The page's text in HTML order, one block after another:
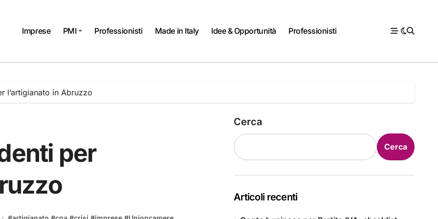
Imprese PMI Professionisti Made in Italy Idee & Opportunità Professionisti
l’artigianato in Abruzzo
per
Cerca
Cerca
Articoli recenti